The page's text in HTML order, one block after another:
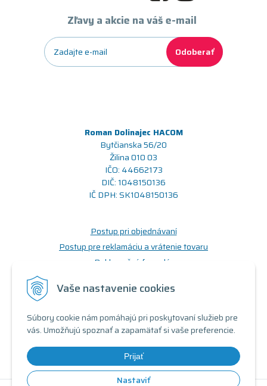
Vaše nastavenie cookies
Súbory cookie nám pomáhajú pri poskytovaní služieb pre
vás. Umožňujú spoznať a zapamätať si vaše preferencie.
Prijať
Nastaviť
Zľavy a akcie na váš e-mail
Odoberať
Roman Dolinajec HACOM
Bytčianska 56/20
Žilina 010 03
IČO: 44662173
DIČ: 1048150136
IČ DPH: SK1048150136
Postup pri objednávaní
Postup pre reklamáciu a vrátenie tovaru
Reklamačný formulár
Obchodné podmienky
Doprava a možnosti platby
Triedy a stavy produktov